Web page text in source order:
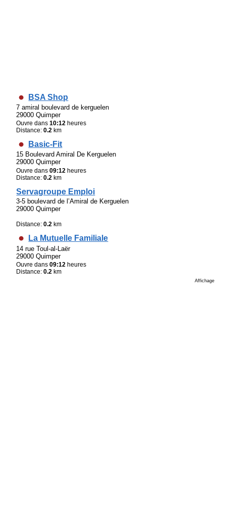
BSA Shop
7 amiral boulevard de kerguelen
29000 Quimper
Ouvre dans10:12 heures
Distance:0.2 km
Basic-Fit
15 Boulevard Amiral De Kerguelen
29000 Quimper
Ouvre dans09:12 heures
Distance:0.2 km
Servagroupe Emploi
3-5 boulevard de l’Amiral de Kerguelen
29000 Quimper
Distance:0.2 km
La Mutuelle Familiale
14 rue Toul-al-Laër
29000 Quimper
Ouvre dans09:12 heures
Distance:0.2 km
Affichage